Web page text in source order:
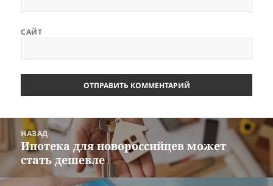
САЙТ
Навигация
записям
НАЗАД
Предыдущая
запись:
Ипотека для новороссийцев может
стать дешевле